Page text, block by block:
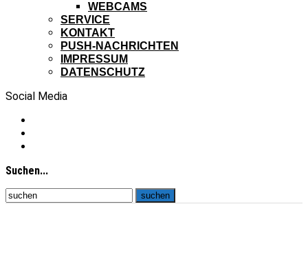
WEBCAMS
SERVICE
KONTAKT
PUSH-NACHRICHTEN
IMPRESSUM
DATENSCHUTZ
Social Media
Suchen...